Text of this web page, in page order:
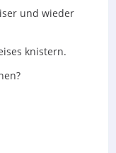
und wieder
knistern.